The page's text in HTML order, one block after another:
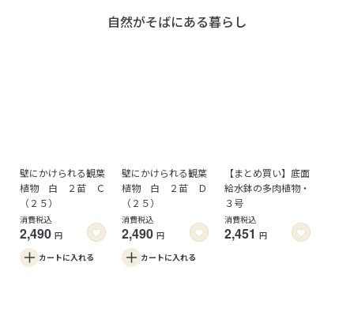
自然がそばにある暮らし
壁にかけられる観葉
植物 白 ２苗 Ｃ
（２５）
消費税込
2,490 円
カートに入れる
壁にかけられる観葉
植物 白 ２苗 Ｄ
（２５）
消費税込
2,490 円
カートに入れる
【まとめ買い】底面
給水鉢の多肉植物・
３号
消費税込
2,451 円